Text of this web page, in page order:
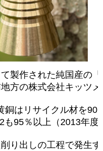
製作された純国産の
方の株式会社キッツ
銅はリサイクル材を90
も95％以上（2013年
削り出しの工程で発生